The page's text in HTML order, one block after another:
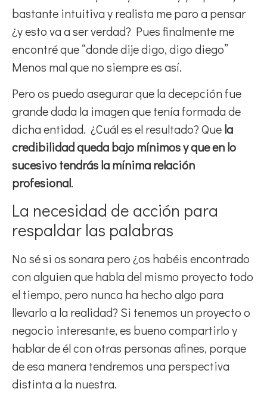
bastante intuitiva y realista me paro a pensar
¿y esto va a ser verdad? Pues finalmente me
encontré que “donde dije digo, digo diego”
Menos mal que no siempre es así.
Pero os puedo asegurar que la decepción fue
grande dada la imagen que tenía formada de
dicha entidad. ¿Cuál es el resultado? Quela
credibilidad queda bajo mínimos y que en lo
sucesivo tendrás la mínima relación
profesional.
La necesidad de acción para
respaldar las palabras
No sé si os sonara pero ¿os habéis encontrado
con alguien que habla del mismo proyecto todo
el tiempo, pero nunca ha hecho algo para
llevarlo a la realidad? Si tenemos un proyecto o
negocio interesante, es bueno compartirlo y
hablar de él con otras personas afines, porque
de esa manera tendremos una perspectiva
distinta a la nuestra.